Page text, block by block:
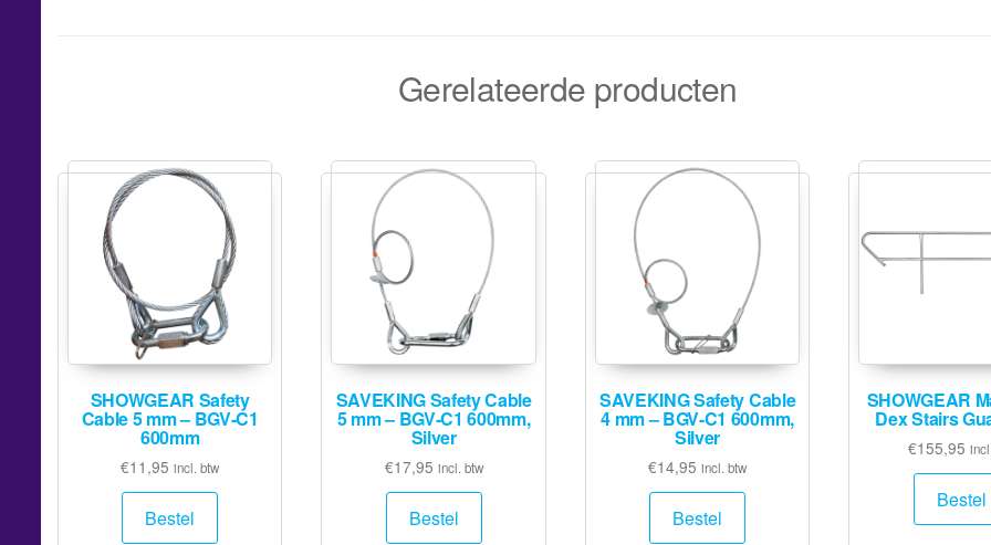
Gerelateerde producten
SHOWGEAR Safety
Cable 5 mm – BGV-C1
600mm
€11,95 incl. btw
Bestel
SAVEKING Safety Cable
5 mm – BGV-C1 600mm,
Silver
€17,95 incl. btw
Bestel
SAVEKING Safety Cable
4 mm – BGV-C1 600mm,
Silver
€14,95 incl. btw
Bestel
SHOWGEAR
Dex Stairs
€155,95
Bestel